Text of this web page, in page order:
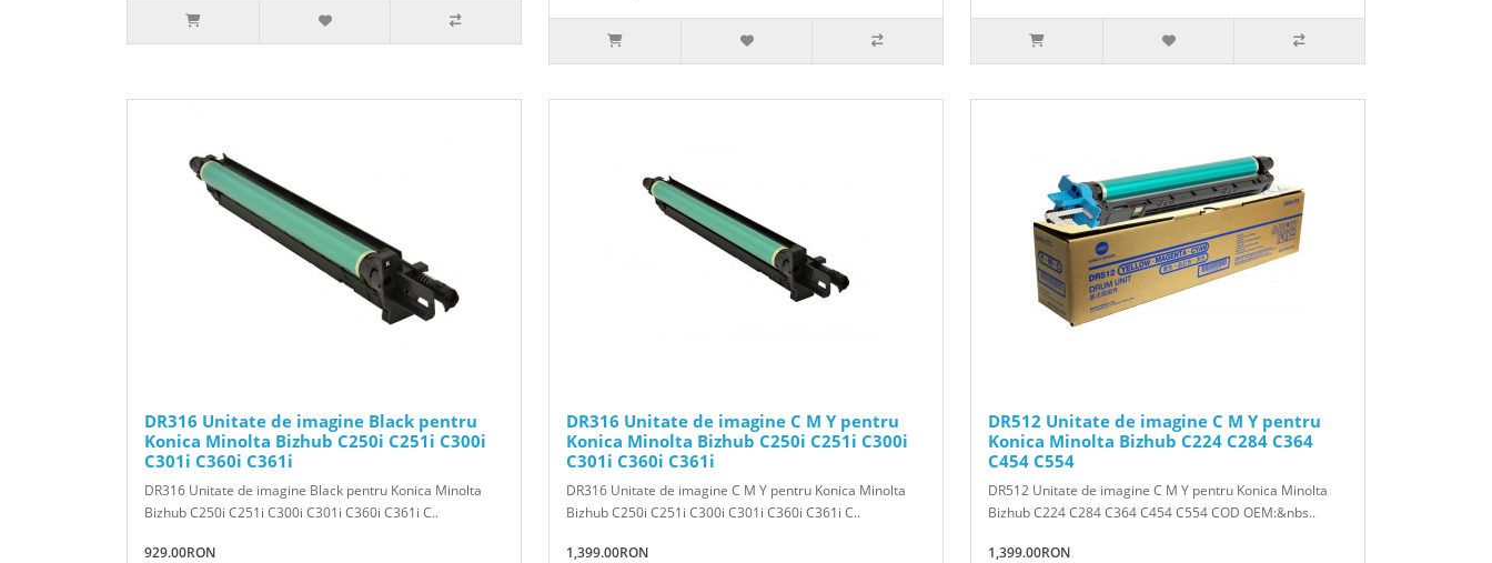
DR316 Unitate de imagine Black pentru
Konica Minolta Bizhub C250i C251i C300i
C301i C360i C361i
DR316 Unitate de imagine Black pentru Konica Minolta
Bizhub C250i C251i C300i C301i C360i C361i C..
929.00RON
DR316 Unitate de imagine C M Y pentru
Konica Minolta Bizhub C250i C251i C300i
C301i C360i C361i
DR316 Unitate de imagine C M Y pentru Konica Minolta
Bizhub C250i C251i C300i C301i C360i C361i C..
1,399.00RON
DR512 Unitate de imagine C M Y pentru
Konica Minolta Bizhub C224 C284 C364
C454 C554
DR512 Unitate de imagine C M Y pentru Konica Minolta
Bizhub C224 C284 C364 C454 C554 COD OEM:&nbs..
1,399.00RON